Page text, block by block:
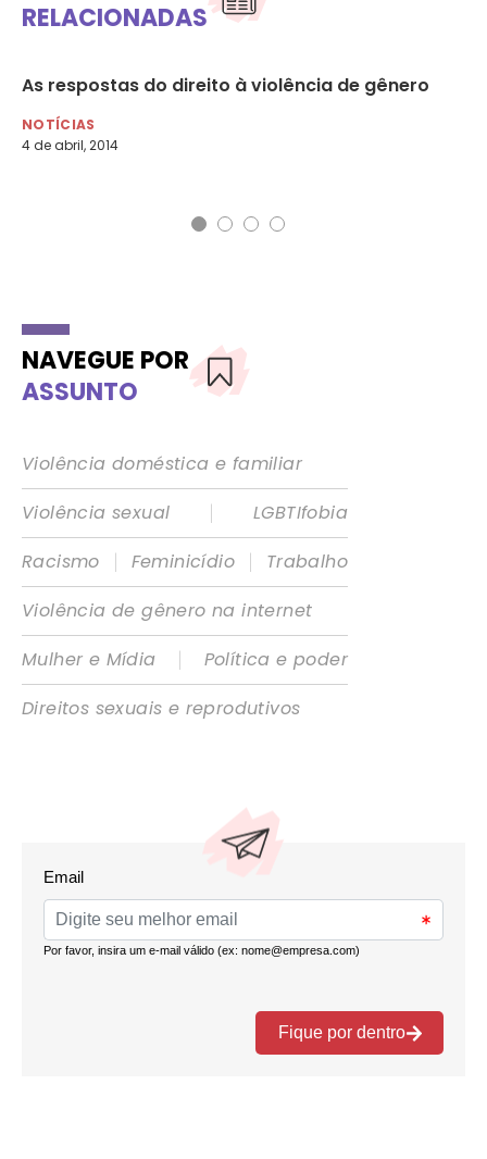
RELACIONADAS
As respostas do direito à violência de gênero
NOTÍCIAS
4 de abril, 2014
NAVEGUE POR
ASSUNTO
Violência doméstica e familiar
Violência sexual
|
LGBTIfobia
Racismo
| Feminicídio |
Trabalho
Violência de gênero na internet
Mulher e Mídia
|
Política e poder
Direitos sexuais e reprodutivos